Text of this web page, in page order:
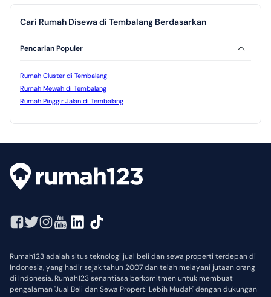
Cari Rumah Disewa di Tembalang Berdasarkan
Pencarian Populer
Rumah Cluster di Tembalang
Rumah Mewah di Tembalang
Rumah Pinggir Jalan di Tembalang
Rumah123 adalah situs teknologi jual beli dan sewa properti terdepan di
Indonesia, yang hadir sejak tahun 2007 dan telah melayani jutaan orang
di Indonesia. Rumah123 senantiasa berkomitmen untuk membuat
pengalaman 'Jual Beli dan Sewa Properti Lebih Mudah' dengan dukungan